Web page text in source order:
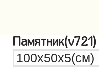
Памятник(v721)